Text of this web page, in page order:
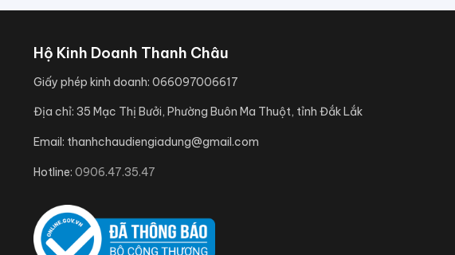
Hộ Kinh Doanh Thanh Châu
Giấy phép kinh doanh: 066097006617
Địa chỉ: 35 Mạc Thị Bưởi, Phường Buôn Ma Thuột, tỉnh Đắk Lắk
Email: thanhchaudiengiadung@gmail.com
Hotline: 0906.47.35.47